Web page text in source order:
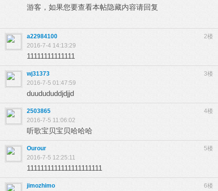
游客，如果您要查看本帖隐藏内容请回复
2楼
a22984100
2016-7-4 14:13:29
11111111111111
3楼
wj31373
2016-7-5 01:47:59
duudududdjdjjd
4楼
2503865
2016-7-5 11:06:02
听歌宝贝宝贝哈哈哈
5楼
Ourour
2016-7-5 12:25:11
1111111111111111111111
6楼
jimozhimo